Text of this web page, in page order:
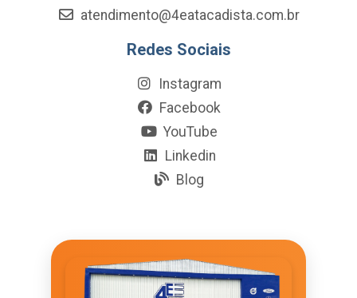
atendimento@4eatacadista.com.br
Redes Sociais
Instagram
Facebook
YouTube
Linkedin
Blog